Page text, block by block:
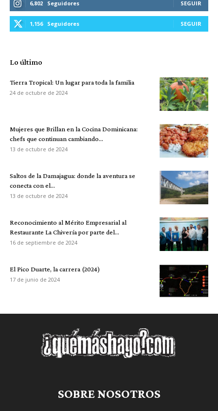
6,802 Seguidores SEGUIR
1,156 Seguidores SEGUIR
Lo último
Tierra Tropical: Un lugar para toda la familia
24 de octubre de 2024
Mujeres que Brillan en la Cocina Dominicana:
chefs que continuan cambiando...
13 de octubre de 2024
Saltos de la Damajagua: donde la aventura se
conecta con el...
13 de octubre de 2024
Reconocimiento al Mérito Empresarial al
Restaurante La Chivería por parte del...
16 de septiembre de 2024
El Pico Duarte, la carrera (2024)
17 de junio de 2024
SOBRE NOSOTROS